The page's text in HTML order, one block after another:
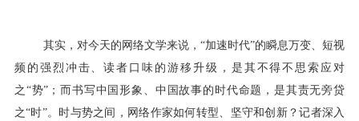
其实，对今天的网络文学来说，“加速时代”的瞬息万变、短视
频的强烈冲击、读者口味的游移升级，是其不得不思索应对
之“势”；而书写中国形象、中国故事的时代命题，是其责无旁贷
之“时”。时与势之间，网络作家如何转型、坚守和创新？记者深入